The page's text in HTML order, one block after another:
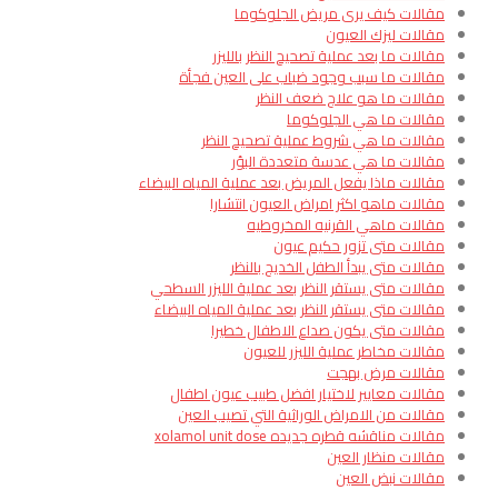
مقالات كيف يرى مريض الجلوكوما
مقالات ليزك العيون
مقالات ما بعد عملية تصحيح النظر بالليزر
مقالات ما سبب وجود ضباب على العين فجأة
مقالات ما هو علاج ضعف النظر
مقالات ما هي الجلوكوما
مقالات ما هي شروط عملية تصحيح النظر
مقالات ما هي عدسة متعددة البؤر
مقالات ماذا يفعل المريض بعد عملية المياه البيضاء
مقالات ماهو اكثر امراض العيون انتشارا​
مقالات ماهي القرنيه المخروطيه
مقالات متى تزور حكيم عيون
مقالات متى يبدأ الطفل الخديج بالنظر
مقالات متى يستقر النظر بعد عملية الليزر السطحي
مقالات متى يستقر النظر بعد عملية المياه البيضاء
مقالات متى يكون صداع الاطفال خطيرا
مقالات مخاطر عملية الليزر للعيون
مقالات مرض بهجت
مقالات معايير لاختيار افضل طبيب عيون اطفال
مقالات من الامراض الوراثية التي تصيب العين
مقالات مناقشه قطره جديده xolamol unit dose
مقالات منظار العين
مقالات نبض العين